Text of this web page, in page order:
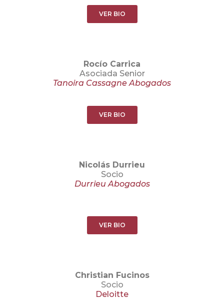
VER BIO
Rocío Carrica
Asociada Senior
Tanoira Cassagne Abogados
VER BIO
Nicolás Durrieu
Socio
Durrieu Abogados
VER BIO
Christian Fucinos
Socio
Deloitte